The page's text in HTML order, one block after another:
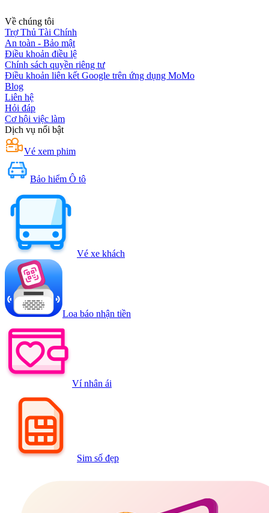
Về chúng tôi
Trợ Thủ Tài Chính
An toàn - Bảo mật
Điều khoản điều lệ
Chính sách quyền riêng tư
Điều khoản liên kết Google trên ứng dụng MoMo
Blog
Liên hệ
Hỏi đáp
Cơ hội việc làm
Dịch vụ nổi bật
Vé xem phim
Bảo hiểm Ô tô
Vé xe khách
Loa báo nhận tiền
Ví nhân ái
Sim số đẹp